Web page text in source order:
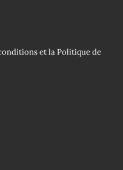
et laPolitique de